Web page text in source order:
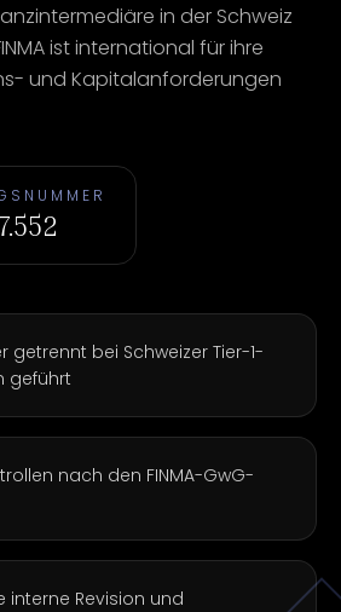
in der Schweiz
ist international für ihre
und Kapitalanforderungen
getrennt bei Schweizer Tier-1-
geführt
nach den FINMA-GwG-
interne Revision und